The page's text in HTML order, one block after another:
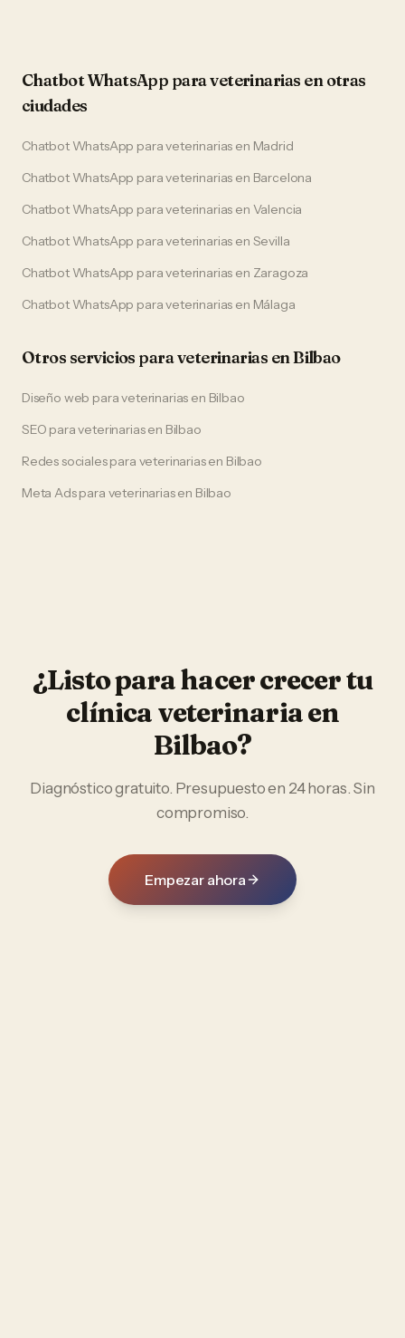
Chatbot WhatsApp paraveterinarias en otras
ciudades
Chatbot WhatsApp paraveterinarias en Madrid
Chatbot WhatsApp paraveterinarias en Barcelona
Chatbot WhatsApp paraveterinarias en Valencia
Chatbot WhatsApp paraveterinarias en Sevilla
Chatbot WhatsApp paraveterinarias en Zaragoza
Chatbot WhatsApp paraveterinarias en Málaga
Otros servicios paraveterinarias enBilbao
Diseño web paraveterinarias en Bilbao
SEO paraveterinariasen Bilbao
Redes socialespara veterinariasen Bilbao
Meta Adspara veterinariasen Bilbao
¿Listo para hacer crecer tu
clínica veterinariaen
Bilbao?
Diagnóstico gratuito. Presupuesto en 24 horas. Sin
compromiso.
Empezar ahora